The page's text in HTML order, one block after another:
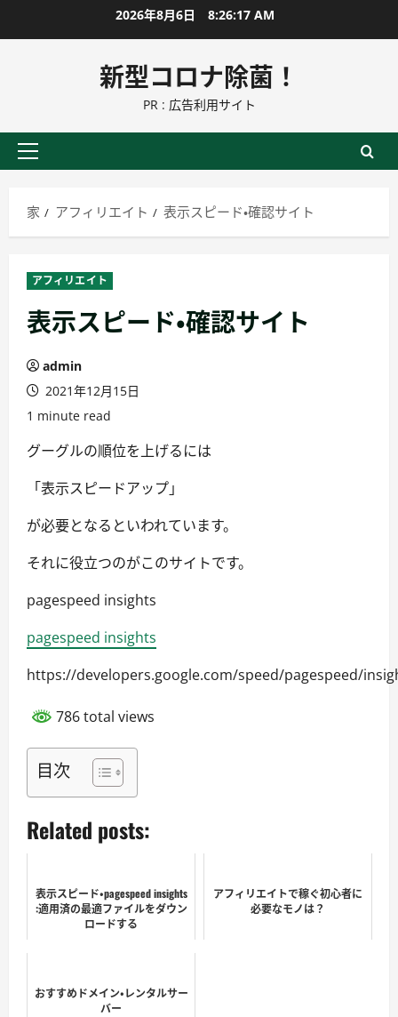
ン
に
2026年8月6日 8:26:18 AM
新型コロナ除菌！
PR : 広告利用サイト
プ
イ
ー
メ
ニ
ュ
ー
家 アフィリエイト 表示スピード・確認サイト
アフィリエイト
表示スピード・確認サイト
admin
2021年12月15日
1 minute read
グーグルの順位を上げるには
「表示スピードアップ」
が必要となるといわれています。
それに役立つのがこのサイトです。
pagespeed insights
pagespeed insights
https://developers.google.com/speed/pagespeed/
786 total views
目次
Related posts:
表示スピード・pagespeed insights
:適用済の最適ファイルをダウン
ロードする
アフィリエイトで稼ぐ初心者に
必要なモノは？
おすすめドメイン・レンタルサー
バー